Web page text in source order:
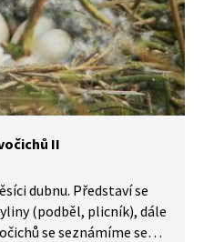
II
dubnu. Představí se
(podběl, plicník), dále
se seznámíme se